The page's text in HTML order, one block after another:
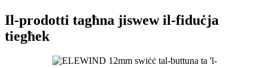
Il-prodotti tagħna jiswew il-fiduċja
tiegħek